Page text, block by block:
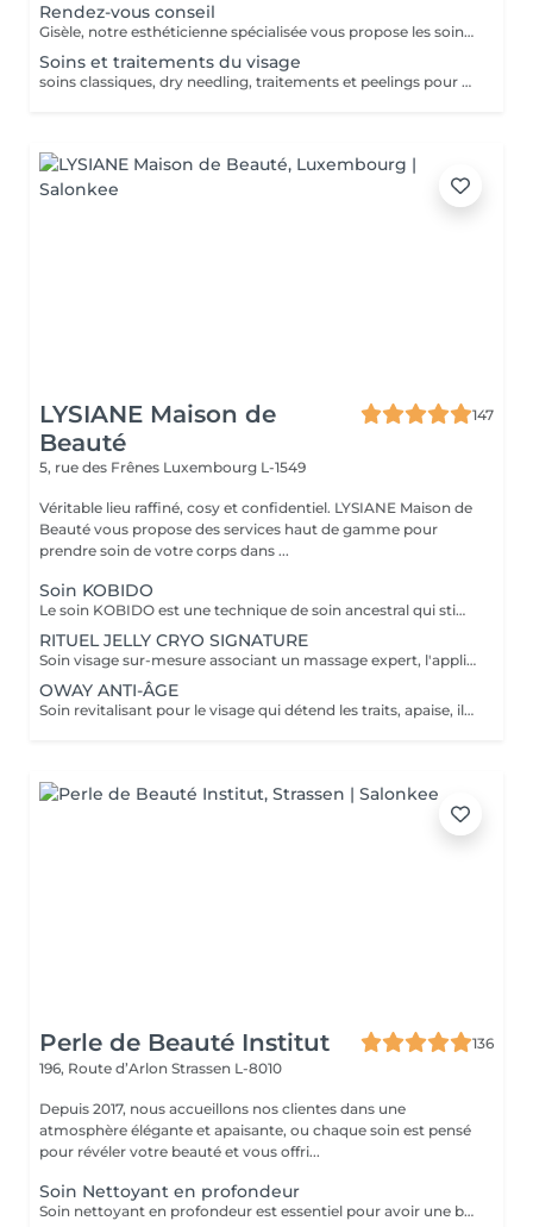
Rendez-vous conseil
Gisèle, notre esthéticienne spécialisée vous propose les soins et traitements visage et corps. Sa grande expérience vous garantie des conseils de qualité pour choisir les soins adaptés à vos besoins. Pris en charge personnalisée. Confort et bien être assuré.
Soins et traitements du visage
soins classiques, dry needling, traitements et peelings pour tous les problèmes de peau
LYSIANE Maison de
Beauté
147
5, rue des Frênes Luxembourg L-1549
Véritable lieu raffiné, cosy et confidentiel. LYSIANE Maison de
Beauté vous propose des services haut de gamme pour
prendre soin de votre corps dans ...
Soin KOBIDO
Le soin KOBIDO est une technique de soin ancestral qui stimule la tonicité de la peau et ralentit le processus de vieillissement cutané. Il stimule la microcirculation sanguine, aide l'organisme à éliminer les toxines et les cellules à booster la production de collagène pour libérer le visage de ses tensions.
RITUEL JELLY CRYO SIGNATURE
Soin visage sur-mesure associant un massage expert, l'application d'un Jelly Mask professionnel aux algues et une gestuelle cryo à l'aide de cuillères froides. Ce soin hydrate, lisse, purifie ou revitalise la peau selon ses besoins du moment. La texture jelly permet une diffusion optimale des actifs, tandis que le froid stimule la microcirculation, décongestionne et raffermit la peau. Résultats : Peau fraîche, lissée, lumineuse, traits détendus et sensation de bien-être immédiate.
OWAY ANTI-ÂGE
Soin revitalisant pour le visage qui détend les traits, apaise, illumine le teint, repulpe la peau et procure une relaxation profonde. Un rituel qui permet d'apporter au visage éclat et luminosité. Dans le rituel de soin et en fonction de votre choix nous intégrons un soin peel-off du contour des yeux qui permet de défatiguer le regard, diminuer les poches, les cernes et lisser les ridules. Défatiguant instantané.
Perle de Beauté Institut
136
196, Route d’Arlon Strassen L-8010
Depuis 2017, nous accueillons nos clientes dans une
atmosphère élégante et apaisante, ou chaque soin est pensé
pour révéler votre beauté et vous offri...
Soin Nettoyant en profondeur
Soin nettoyant en profondeur est essentiel pour avoir une belle peau. Effets: - Améliore la capacité de balance et de régulation de la peau (hydratatiin, sebum) - Augmente l'oxygénation de la peau et les échanges cellulaire - Entretien la régénération cellulaire - Sensation de fraicheur RESULTAT: La peau est frache, nette et éclatant